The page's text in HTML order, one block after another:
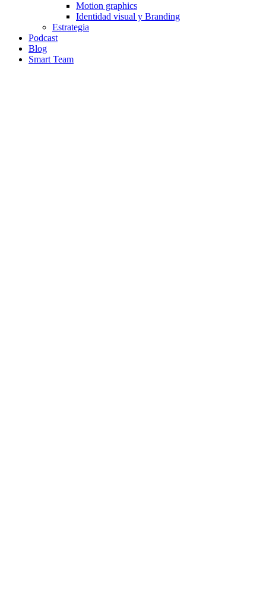
Motion graphics
Identidad visual y Branding
Estrategia
Podcast
Blog
Smart Team